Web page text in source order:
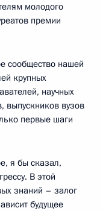
молодого
премии
сообщество нашей
крупных
научных
выпускников вузов
первые шаги
я бы сказал,
В этой
знаний – залог
будущее